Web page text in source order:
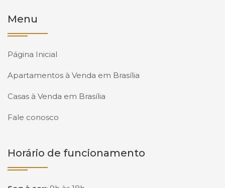
Menu
Página Inicial
Apartamentos à Venda em Brasília
Casas à Venda em Brasília
Fale conosco
Horário de funcionamento